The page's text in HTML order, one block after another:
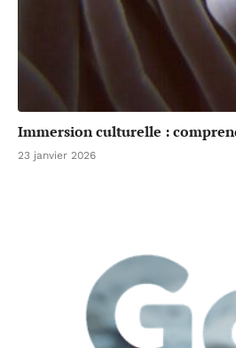
Immersion culturelle :
23 janvier 2026